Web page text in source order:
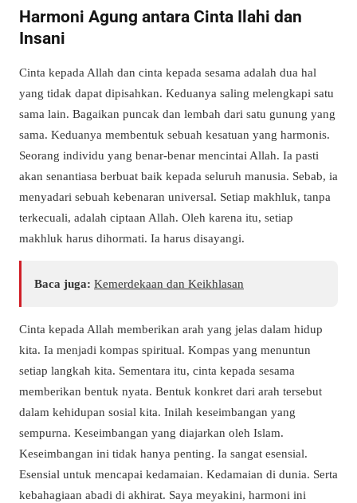
Harmoni Agung antara Cinta Ilahi dan
Insani
Cinta kepada Allah dan cinta kepada sesama adalah dua hal
yang tidak dapat dipisahkan. Keduanya saling melengkapi satu
sama lain. Bagaikan puncak dan lembah dari satu gunung yang
sama. Keduanya membentuk sebuah kesatuan yang harmonis.
Seorang individu yang benar-benar mencintai Allah. Ia pasti
akan senantiasa berbuat baik kepada seluruh manusia. Sebab, ia
menyadari sebuah kebenaran universal. Setiap makhluk, tanpa
terkecuali, adalah ciptaan Allah. Oleh karena itu, setiap
makhluk harus dihormati. Ia harus disayangi.
Baca juga: Kemerdekaan dan Keikhlasan
Cinta kepada Allah memberikan arah yang jelas dalam hidup
kita. Ia menjadi kompas spiritual. Kompas yang menuntun
setiap langkah kita. Sementara itu, cinta kepada sesama
memberikan bentuk nyata. Bentuk konkret dari arah tersebut
dalam kehidupan sosial kita. Inilah keseimbangan yang
sempurna. Keseimbangan yang diajarkan oleh Islam.
Keseimbangan ini tidak hanya penting. Ia sangat esensial.
Esensial untuk mencapai kedamaian. Kedamaian di dunia. Serta
kebahagiaan abadi di akhirat. Saya meyakini, harmoni ini